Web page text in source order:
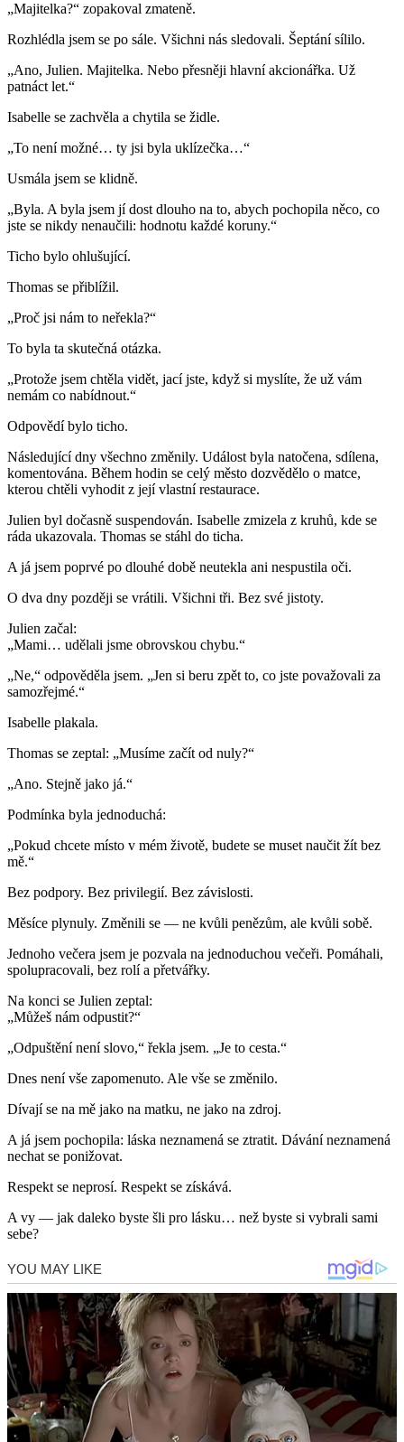
„Majitelka?“ zopakoval zmateně.
Rozhlédla jsem se po sále. Všichni nás sledovali. Šeptání sílilo.
„Ano, Julien. Majitelka. Nebo přesněji hlavní akcionářka. Už
patnáct let.“
Isabelle se zachvěla a chytila se židle.
„To není možné… ty jsi byla uklízečka…“
Usmála jsem se klidně.
„Byla. A byla jsem jí dost dlouho na to, abych pochopila něco, co
jste se nikdy nenaučili: hodnotu každé koruny.“
Ticho bylo ohlušující.
Thomas se přiblížil.
„Proč jsi nám to neřekla?“
To byla ta skutečná otázka.
„Protože jsem chtěla vidět, jací jste, když si myslíte, že už vám
nemám co nabídnout.“
Odpovědí bylo ticho.
Následující dny všechno změnily. Událost byla natočena, sdílena,
komentována. Během hodin se celý město dozvědělo o matce,
kterou chtěli vyhodit z její vlastní restaurace.
Julien byl dočasně suspendován. Isabelle zmizela z kruhů, kde se
ráda ukazovala. Thomas se stáhl do ticha.
A já jsem poprvé po dlouhé době neutekla ani nespustila oči.
O dva dny později se vrátili. Všichni tři. Bez své jistoty.
Julien začal:
„Mami… udělali jsme obrovskou chybu.“
„Ne,“ odpověděla jsem. „Jen si beru zpět to, co jste považovali za
samozřejmé.“
Isabelle plakala.
Thomas se zeptal: „Musíme začít od nuly?“
„Ano. Stejně jako já.“
Podmínka byla jednoduchá:
„Pokud chcete místo v mém životě, budete se muset naučit žít bez
mě.“
Bez podpory. Bez privilegií. Bez závislosti.
Měsíce plynuly. Změnili se — ne kvůli penězům, ale kvůli sobě.
Jednoho večera jsem je pozvala na jednoduchou večeři. Pomáhali,
spolupracovali, bez rolí a přetvářky.
Na konci se Julien zeptal:
„Můžeš nám odpustit?“
„Odpuštění není slovo,“ řekla jsem. „Je to cesta.“
Dnes není vše zapomenuto. Ale vše se změnilo.
Dívají se na mě jako na matku, ne jako na zdroj.
A já jsem pochopila: láska neznamená se ztratit. Dávání neznamená
nechat se ponižovat.
Respekt se neprosí. Respekt se získává.
A vy — jak daleko byste šli pro lásku… než byste si vybrali sami
sebe?